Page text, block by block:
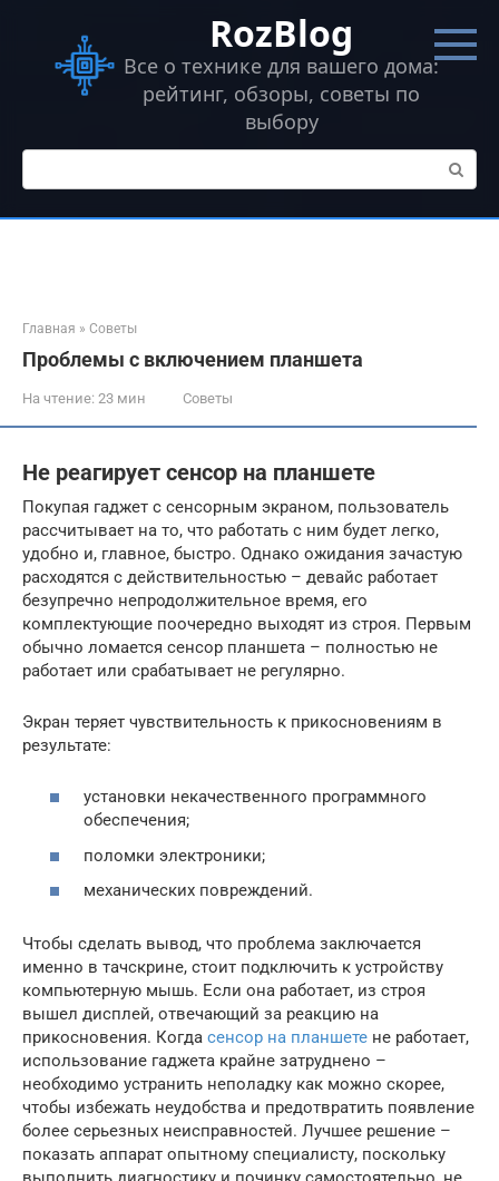
контенту
RozBlog
Все о технике для вашего дома:
рейтинг, обзоры, советы по
выбору
Поиск:
Главная » Советы
Проблемы с включением планшета
На чтение: 23 мин Советы
Не реагирует сенсор на планшете
Покупая гаджет с сенсорным экраном, пользователь
рассчитывает на то, что работать с ним будет легко,
удобно и, главное, быстро. Однако ожидания зачастую
расходятся с действительностью – девайс работает
безупречно непродолжительное время, его
комплектующие поочередно выходят из строя. Первым
обычно ломается сенсор планшета – полностью не
работает или срабатывает не регулярно.
Экран теряет чувствительность к прикосновениям в
результате:
установки некачественного программного
обеспечения;
поломки электроники;
механических повреждений.
Чтобы сделать вывод, что проблема заключается
именно в тачскрине, стоит подключить к устройству
компьютерную мышь. Если она работает, из строя
вышел дисплей, отвечающий за реакцию на
прикосновения. Когда сенсор на планшете не работает,
использование гаджета крайне затруднено –
необходимо устранить неполадку как можно скорее,
чтобы избежать неудобства и предотвратить появление
более серьезных неисправностей. Лучшее решение –
показать аппарат опытному специалисту, поскольку